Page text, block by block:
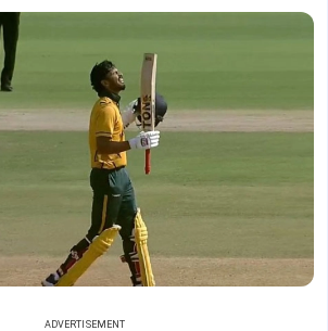
ADVERTISEMENT